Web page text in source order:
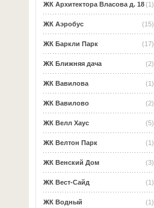
(1)
ЖК Архитектора Власова д. 18
(15)
ЖК Аэробус
(17)
ЖК Баркли Парк
(2)
ЖК Ближняя дача
(1)
ЖК Вавилова
(2)
ЖК Вавилово
(5)
ЖК Велл Хаус
(1)
ЖК Велтон Парк
(3)
ЖК Венский Дом
(1)
ЖК Вест-Сайд
(1)
ЖК Водный